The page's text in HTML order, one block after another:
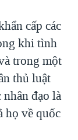
cấp các
khi tình
trong một
thủ luật
đạo là
họ về quốc